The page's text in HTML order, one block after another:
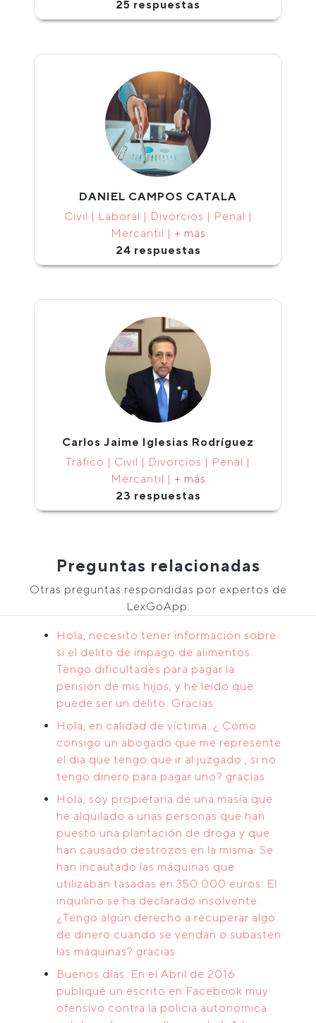
25 respuestas
DANIEL CAMPOS CATALA
Civil | Laboral | Divorcios | Penal |
Mercantil | + más
24 respuestas
Carlos Jaime Iglesias Rodríguez
Tráfico | Civil | Divorcios | Penal |
Mercantil | + más
23 respuestas
Preguntas relacionadas
Otras preguntas respondidas por expertos de
LexGoApp:
Hola, necesito tener información sobre
si el delito de impago de alimentos.
Tengo dificultades para pagar la
pensión de mis hijos, y he leído que
puede ser un delito. Gracias
Hola, en calidad de víctima. ¿ Cómo
consigo un abogado que me represente
el dia que tengo que ir al juzgado , si no
tengo dinero para pagar uno? gracias
Hola, soy propietaria de una masía que
he alquilado a unas personas que han
puesto una plantación de droga y que
han causado destrozos en la misma. Se
han incautado las máquinas que
utilizaban tasadas en 350.000 euros. El
inquilino se ha declarado insolvente.
¿Tengo algún derecho a recuperar algo
de dinero cuando se vendan o subasten
las máquinas? gracias
Buenos días. En el Abril de 2016
publiqué un escrito en Facebook muy
ofensivo contra la policia autonómica